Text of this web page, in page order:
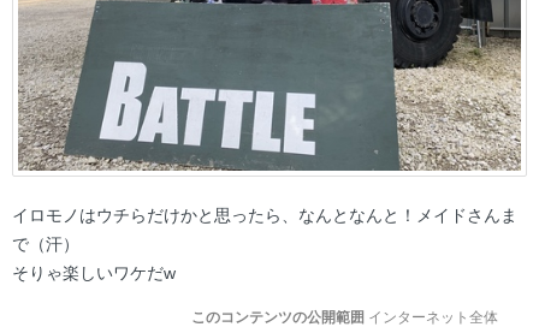
イロモノはウチらだけかと思ったら、なんとなんと！メイドさんま
で（汗）
そりゃ楽しいワケだw
このコンテンツの公開範囲 インターネット全体